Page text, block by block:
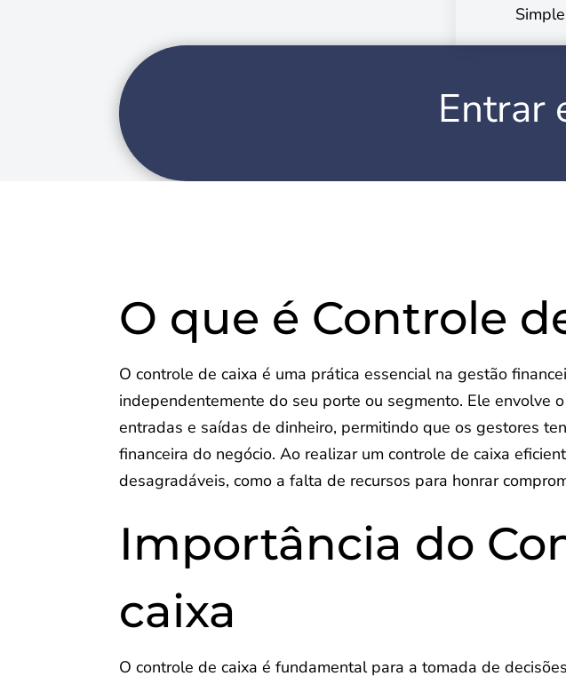
Entrar
O que é Controle
O controle de caixa é uma prática essencial na gestão
independentemente do seu porte ou segmento. Ele envolve
entradas e saídas de dinheiro, permitindo que os gestores
financeira do negócio. Ao realizar um controle de caixa
desagradáveis, como a falta de recursos para honrar
Importância do
caixa
O controle de caixa é fundamental para a tomada de